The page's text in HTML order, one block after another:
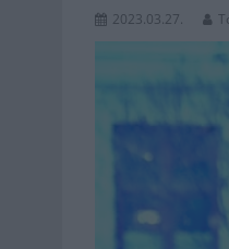
2023.03.27.